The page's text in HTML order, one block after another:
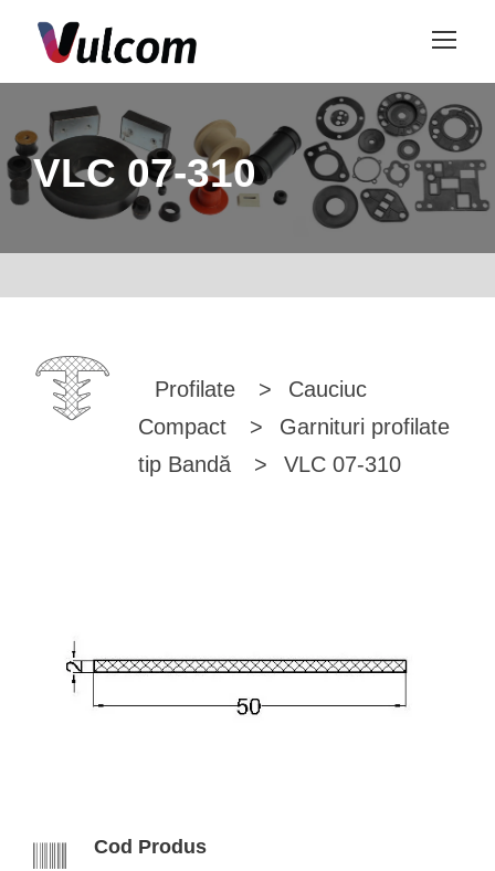
VLC 07-310
Profilate >
Cauciuc
Compact
>
Garnituri profilate
tip Bandă
> VLC 07-310
Cod Produs